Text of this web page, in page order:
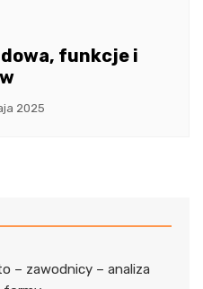
funkcje i
2025
– zawodnicy – analiza